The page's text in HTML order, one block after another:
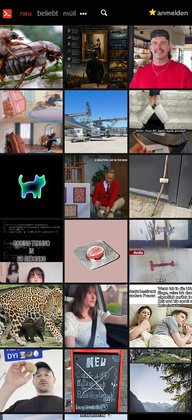
Uanmelden
neu beliebt müll q